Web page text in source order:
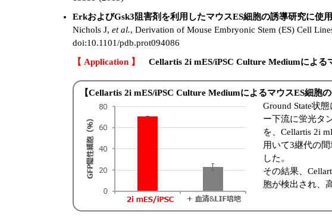
ErkおよびGsk3阻害剤を利用したマウスES細胞の誘導研究に使用
Nichols J, et al., Derivation of Mouse Embryonic Stem (ES) Cell
doi:10.1101/pdb.prot094086
【 Application 】
Cellartis 2i mES/iPSC Culture Mediumによる
【Cellartis 2i mES/iPSC Culture MediumによるマウスES細胞
Ground State状
ー下流に蛍光タ
を、Cellartis 2i
用いて3継代の
した。
その結果、
胞が検出され、